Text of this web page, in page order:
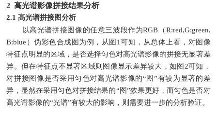
2 高光谱影像拼接结果分析
2.1 高光谱拼接图分析
以高光谱拼接图像的任意三波段作为RGB（R:red,G:green,
B:blue）伪彩色合成图为例，从图1可知，从总体上看，对图像
特征点明显的区域，是否选择匀色对高光谱影像的拼接无显著差
异。但在特征点不显著区域则图像显示差异较大，如图2可知，
对拼接图像是否采用匀色对高光谱影像的“图”有较为显著的差
异，显然在采用匀色对拼接结果的“图”效果更好，而匀色是否对
高光谱影像的“光谱”有较大的影响，则需要进一步的分析验证。